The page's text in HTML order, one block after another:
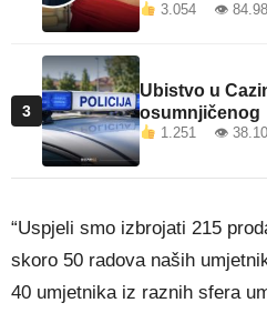
3.054 👁
3
Ubistvo u
osumnjičenog
1.251 👁
“Uspjeli smo izbrojati 215
skoro 50 radova naših
40 umjetnika iz raznih sfera